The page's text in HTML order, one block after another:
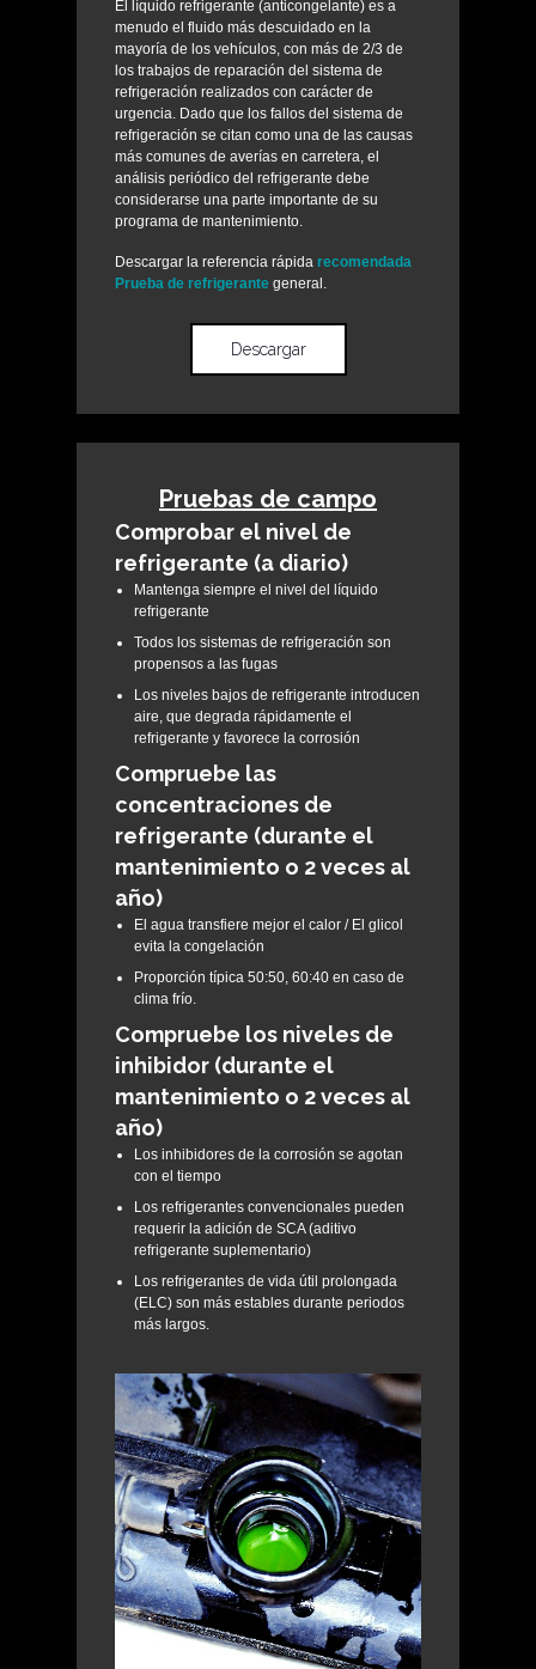
El líquido refrigerante (anticongelante) es a
menudo el fluido más descuidado en la
mayoría de los vehículos, con más de 2/3 de
los trabajos de reparación del sistema de
refrigeración realizados con carácter de
urgencia. Dado que los fallos del sistema de
refrigeración se citan como una de las causas
más comunes de averías en carretera, el
análisis periódico del refrigerante debe
considerarse una parte importante de su
programa de mantenimiento.
Descargar la referencia rápida recomendada
Prueba de refrigerante general.
Descargar
Pruebas de campo
Comprobar el nivel de
refrigerante (a diario)
Mantenga siempre el nivel del líquido
refrigerante
Todos los sistemas de refrigeración son
propensos a las fugas
Los niveles bajos de refrigerante introducen
aire, que degrada rápidamente el
refrigerante y favorece la corrosión
Compruebe las
concentraciones de
refrigerante (durante el
mantenimiento o 2 veces al
año)
El agua transfiere mejor el calor / El glicol
evita la congelación
Proporción típica 50:50, 60:40 en caso de
clima frío.
Compruebe los niveles de
inhibidor (durante el
mantenimiento o 2 veces al
año)
Los inhibidores de la corrosión se agotan
con el tiempo
Los refrigerantes convencionales pueden
requerir la adición de SCA (aditivo
refrigerante suplementario)
Los refrigerantes de vida útil prolongada
(ELC) son más estables durante periodos
más largos.